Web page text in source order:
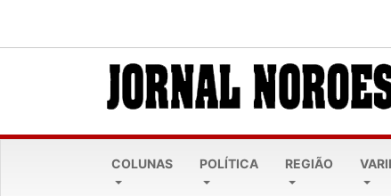
COLUNAS POLÍTICA REGIÃO